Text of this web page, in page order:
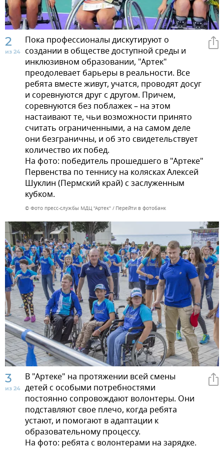
2
из 24
Пока профессионалы дискутируют о
создании в обществе доступной среды и
инклюзивном образовании, "Артек"
преодолевает барьеры в реальности. Все
ребята вместе живут, учатся, проводят досуг
и соревнуются друг с другом. Причем,
соревнуются без поблажек – на этом
настаивают те, чьи возможности принято
считать ограниченными, а на самом деле
они безграничны, и об это свидетельствует
количество их побед.
На фото: победитель прошедшего в "Артеке"
Первенства по теннису на колясках Алексей
Шуклин (Пермский край) с заслуженным
кубком.
© Фото пресс-службы МДЦ "Артек" Перейти в фотобанк
3
из 24
В "Артеке" на протяжении всей смены
детей с особыми потребностями
постоянно сопровождают волонтеры. Они
подставляют свое плечо, когда ребята
устают, и помогают в адаптации к
образовательному процессу.
На фото: ребята с волонтерами на зарядке.